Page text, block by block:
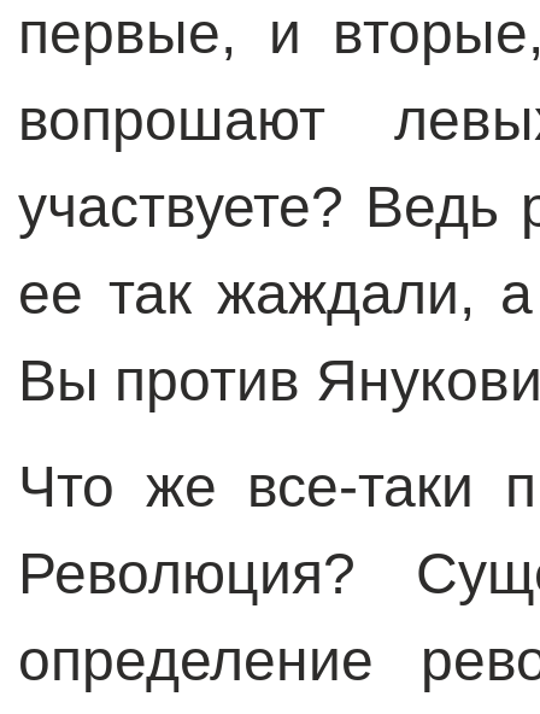
первые, и
вопрошают
участвуете?
ее так жаждали,
Вы против
Что же все-таки
Революция?
определение